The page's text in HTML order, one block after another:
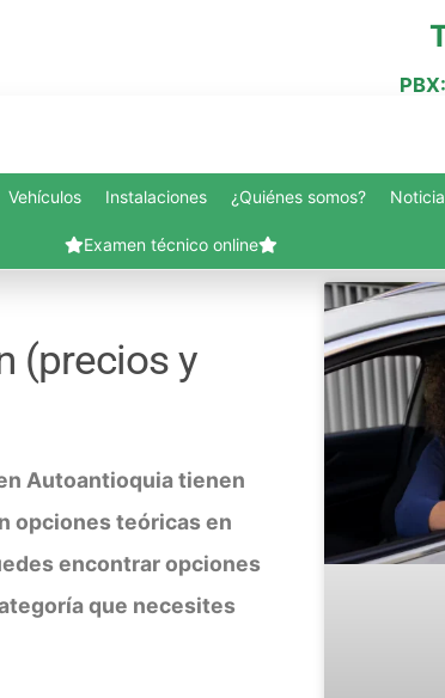
Vehículos Instalaciones ¿Quiénes somos?
Examen técnico online
Finalizar compraMi cuenta
VehículosSlide Anything Popup Preview
(precios y
Autoantioquia tienen
opciones teóricas en
encontrar opciones
que necesites